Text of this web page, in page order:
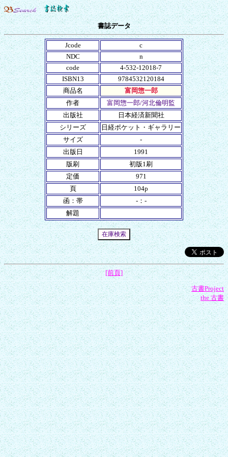
書誌データ
Jcode
c
NDC
n
code
4-532-12018-7
ISBN13
9784532120184
商品名
富岡惣一郎
作者
富岡惣一郎/河北倫明監
出版社
日本経済新聞社
シリーズ
日経ポケット・ギャラリー
サイズ
-
出版日
1991
版刷
初版1刷
定価
971
頁
104p
函：帯
-：-
解題
[前頁]
古書Project
the 古書